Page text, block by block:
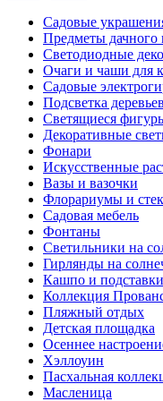
Садовые
Предметы дачного
Светодиодные
Очаги и чаши для
Садовые
Подсветка деревьев
Светящиеся
Декоративные
Фонари
Искусственные
Вазы и вазочки
Флорариумы и
Садовая мебель
Фонтаны
Светильники на
Гирлянды на
Кашпо и
Коллекция
Пляжный отдых
Детская площадка
Осеннее
Хэллоуин
Пасхальная
Масленица